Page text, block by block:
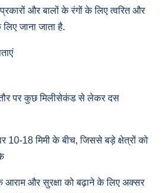
और बालों के रंगों के लिए त्वरित और
जाना जाता है.
पर कुछ मिलीसेकंड से लेकर दस
10-18 मिमी के बीच, जिससे बड़े क्षेत्रों को
आराम और सुरक्षा को बढ़ाने के लिए अक्सर